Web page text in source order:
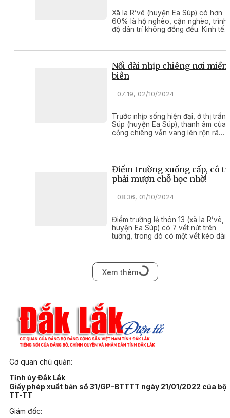
Xã Ia R’vê (huyện Ea Súp) có hơn
60% là hộ nghèo, cận nghèo, trình
độ dân trí không đồng đều. Kinh tế
cách trung tâm huyện 50 km…
Nối dài nhịp chiêng nơi miền
biên
07:19, 02/10/2024
Trước nhịp sống hiện đại, ở thị trấn
Súp (huyện Ea Súp), thanh âm của
cồng chiêng vẫn vang lên rộn rã
truyền thống của dân tộc.
Điểm trường xuống cấp, cô
phải mượn chỗ học nhờ!
08:36, 01/10/2024
Điểm trường lẻ thôn 13 (xã Ia R’vê,
huyện Ea Súp) có 7 vết nứt trên
tường, trong đó có một vết kéo dài
cứ lúc nào
Xem thêm
Cơ quan chủ quản:
Tỉnh ủy Đắk Lắk
Giấy phép xuất bản số 31/GP-BTTTT ngày 21/01/2022 của bộ
TT-TT
Giám đốc: